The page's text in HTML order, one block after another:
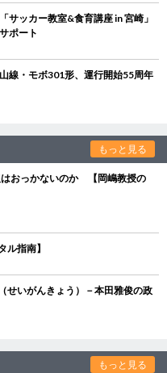
サッカー教室&食育講座 in 宮崎」
ポート
線・モボ301形、運行開始55周年
もっと見る
おっかないのか 【岡嶋教授の
指南】
いがんきょう）－本田雅俊の政
もっと見る